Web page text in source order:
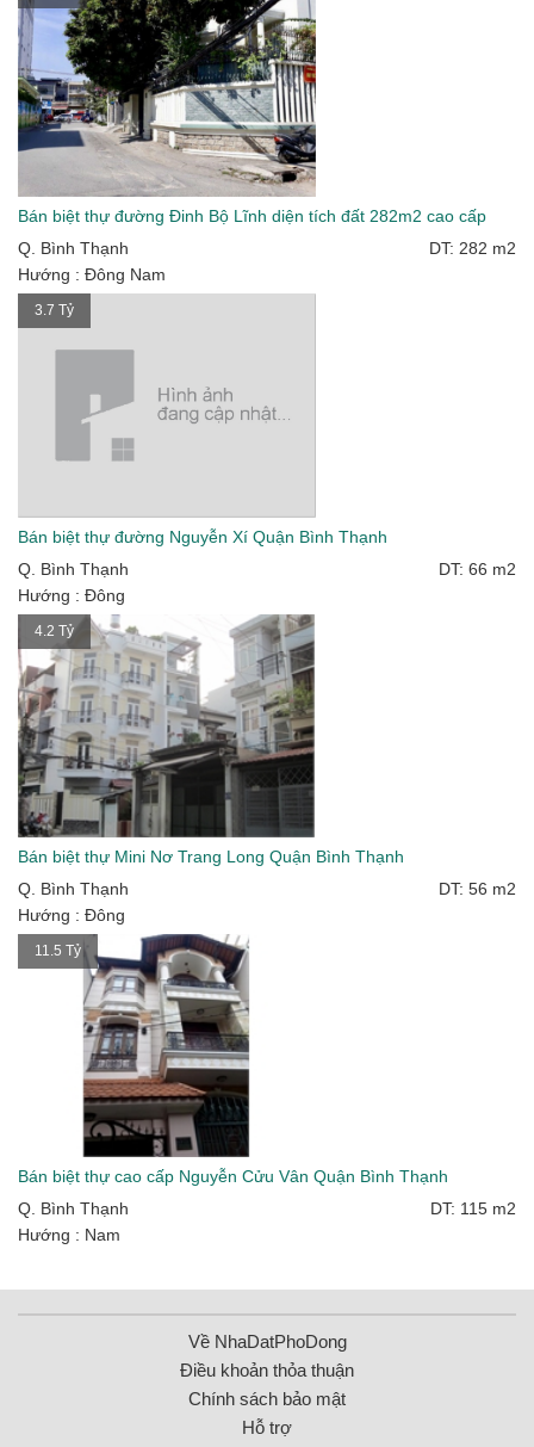
Bán biệt thự đường Đinh Bộ Lĩnh diện tích đất 282m2 cao cấp
Q. Bình Thạnh
DT: 282 m2
Hướng : Đông Nam
3.7 Tỷ
Bán biệt thự đường Nguyễn Xí Quận Bình Thạnh
Q. Bình Thạnh
DT: 66 m2
Hướng : Đông
4.2 Tỷ
Bán biệt thự Mini Nơ Trang Long Quận Bình Thạnh
Q. Bình Thạnh
DT: 56 m2
Hướng : Đông
11.5 Tỷ
Bán biệt thự cao cấp Nguyễn Cửu Vân Quận Bình Thạnh
Q. Bình Thạnh
DT: 115 m2
Hướng : Nam
Về NhaDatPhoDong
Điều khoản thỏa thuận
Chính sách bảo mật
Hỗ trợ